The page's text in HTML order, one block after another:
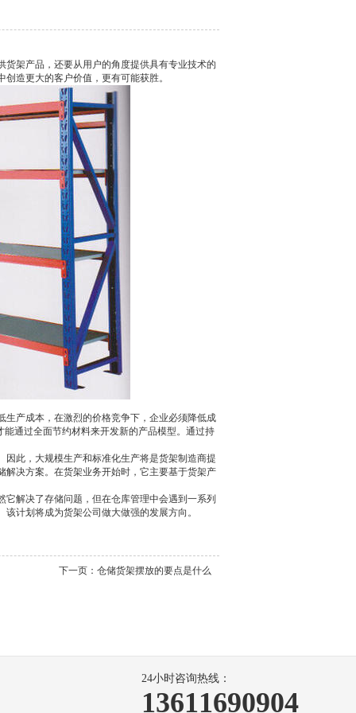
架产品，还要从用户的角度提供具有专业技术的
造更大的客户价值，更有可能获胜。
产成本，在激烈的价格竞争下，企业必须降低成
通过全面节约材料来开发新的产品模型。通过持
此，大规模生产和标准化生产将是货架制造商提
决方案。在货架业务开始时，它主要基于货架产
解决了存储问题，但在仓库管理中会遇到一系列
计划将成为货架公司做大做强的发展方向。
下一页： 仓储货架摆放的要点是什么
24小时咨询热线：
13611690904